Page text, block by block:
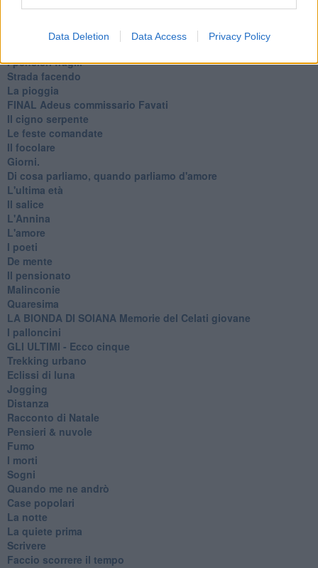
Data Deletion Data Access Privacy Policy
​Scilla & Cariddi, un sogno di mezza estate
I pensieri fragili
Strada facendo
La pioggia
FINAL Adeus commissario Favati
Il cigno serpente
Le feste comandate
Il focolare
Giorni.
Di cosa parliamo, quando parliamo d'amore
L'ultima età
Il salice
L'Annina
L'amore
I poeti
De mente
Il pensionato
Malinconie
Quaresima
LA BIONDA DI SOIANA Memorie del Celati giovane
I palloncini
GLI ULTIMI - Ecco cinque
Trekking urbano
Eclissi di luna
Jogging
Distanza
Racconto di Natale
Pensieri & nuvole
Fumo
I morti
Sogni
Quando me ne andrò
Case popolari
La notte
La quiete prima
Scrivere
Faccio scorrere il tempo